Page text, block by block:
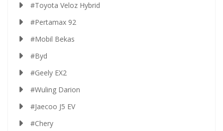
#Toyota Veloz Hybrid
#Pertamax 92
#Mobil Bekas
#Byd
#Geely EX2
#Wuling Darion
#Jaecoo J5 EV
#Chery